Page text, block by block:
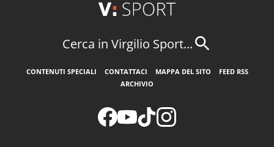
Cerca in Virgilio Sport...
CONTENUTI SPECIALI CONTATTACI MAPPA DEL SITO
FEED RSS
ARCHIVIO